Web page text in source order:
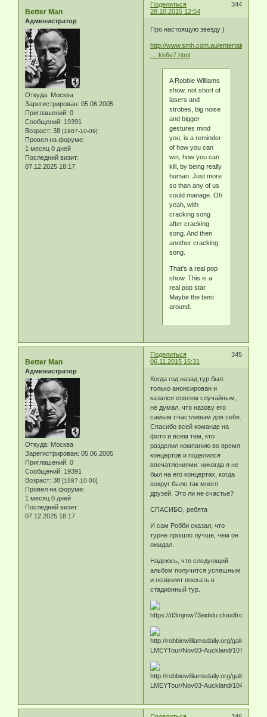
Поделиться
344
28.10.2015 12:54
Better Man
Администратор
Откуда: Москва
Зарегистрирован: 05.06.2005
Приглашений: 0
Сообщений: 19391
Возраст: 38 [1987-10-09]
Провел на форуме:
1 месяц 0 дней
Последний визит:
07.12.2025 18:17
Про настоящую звезду )
http://www.smh.com.au/entertainment/
… kk6e7.html
A Robbie Williams
show, not short of
lasers and
strobes, big noise
and bigger
gestures mind
you, is a reminder
of how you can
win, how you can
kill, by being really
human. Just more
so than any of us
could manage. Oh
yeah, with
cracking song
after cracking
song. And then
another cracking
song.
That's a real pop
show. This is a
real pop star.
Maybe the best
around.
Поделиться
345
06.11.2015 15:31
Better Man
Администратор
Откуда: Москва
Зарегистрирован: 05.06.2005
Приглашений: 0
Сообщений: 19391
Возраст: 38 [1987-10-09]
Провел на форуме:
1 месяц 0 дней
Последний визит:
07.12.2025 18:17
Когда год назад тур был
только анонсирован и
казался совсем случайным,
не думал, что назову его
самым счастливым для себя.
Спасибо всей команде на
фото и всем тем, кто
разделил компанию во время
концертов и поделился
впечатлениями: никогда я не
был на его концертах, когда
вокруг было так много
друзей. Это ли не счастье?
СПАСИБО, ребята
И сам Робби сказал, что
турне прошло лучше, чем он
ожидал.
Надеюсь, что следующий
альбом получится успешным
и позволит поехать в
стадионный тур.